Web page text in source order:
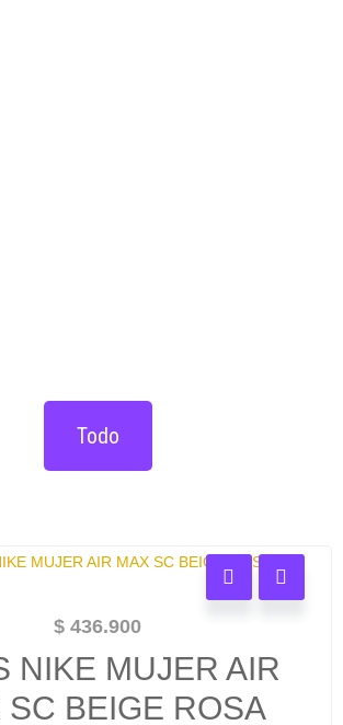
Todo
$ 436.900
NIKE MUJER AIR
SC BEIGE ROSA